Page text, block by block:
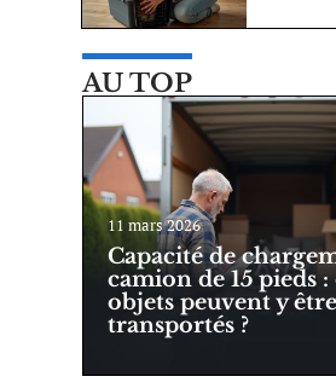
AU TOP
11 mars 2026
Capacité de
camion de 15 pieds :
objets peuvent y être
transportés ?